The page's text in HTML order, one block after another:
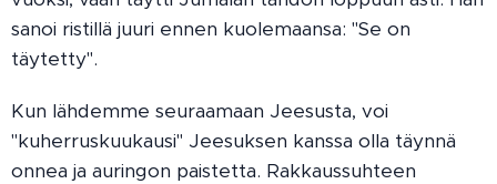
sanoi ristillä juuri ennen kuolemaansa: "Se on
täytetty".
Kun lähdemme seuraamaan Jeesusta, voi
"kuherruskuukausi" Jeesuksen kanssa olla täynnä
onnea ja auringon paistetta. Rakkaussuhteen